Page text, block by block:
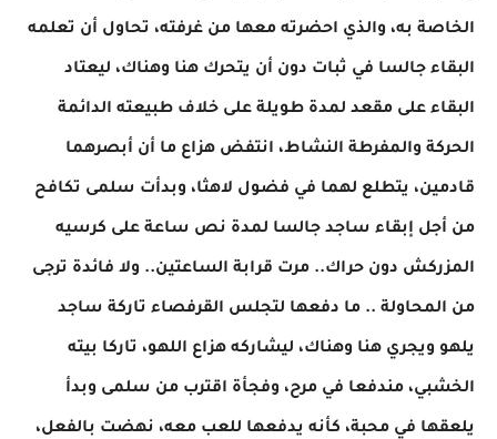
الخاصة به، والذي احضرته معها من غرفته، تحاول أن تعلمه
البقاء جالسا في ثبات دون أن يتحرك هنا وهناك، ليعتاد
البقاء على مقعد لمدة طويلة على خلاف طبيعته الدائمة
الحركة والمفرطة النشاط، انتفض هزاع ما أن أبصرهما
قادمين، يتطلع لهما في فضول لاهثا، وبدأت سلمى تكافح
من أجل إبقاء ساجد جالسا لمدة نص ساعة على كرسيه
المزركش دون حراك.. مرت قرابة الساعتين.. ولا فائدة ترجى
من المحاولة .. ما دفعها لتجلس القرفصاء تاركة ساجد
يلهو ويجري هنا وهناك، ليشاركه هزاع اللهو، تاركا بيته
الخشبي، مندفعا في مرح، وفجأة اقترب من سلمى وبدأ
يلعقها في محبة، كأنه يدفعها للعب معه، نهضت بالفعل،